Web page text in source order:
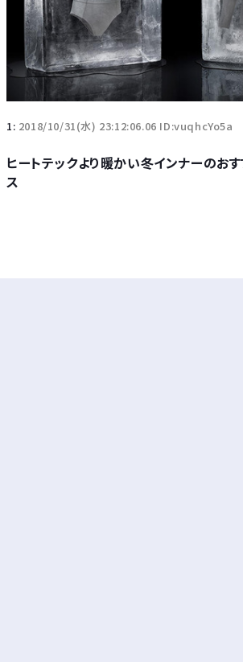
1: 2018/10/31(水) 23:12:06.06 ID:vuqhcYo5a
ヒートテックより暖かい冬インナーのお
ス